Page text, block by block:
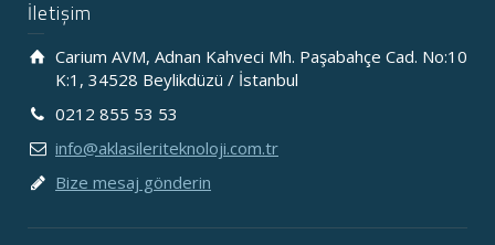
İletişim
Carium AVM, Adnan Kahveci Mh. Paşabahçe Cad. No:10
K:1, 34528 Beylikdüzü / İstanbul
0212 855 53 53
info@aklasileriteknoloji.com.tr
Bize mesaj gönderin